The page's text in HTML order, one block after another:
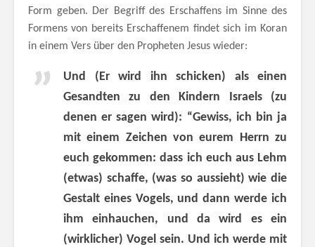
Form geben. Der Begriff des Erschaffens im Sinne des
Formens von bereits Erschaffenem findet sich im Koran
in einem Vers über den Propheten Jesus wieder:
Und (Er wird ihn schicken) als einen
Gesandten zu den Kindern Israels (zu
denen er sagen wird): “Gewiss, ich bin ja
mit einem Zeichen von eurem Herrn zu
euch gekommen: dass ich euch aus Lehm
(etwas) schaffe, (was so aussieht) wie die
Gestalt eines Vogels, und dann werde ich
ihm einhauchen, und da wird es ein
(wirklicher) Vogel sein. Und ich werde mit